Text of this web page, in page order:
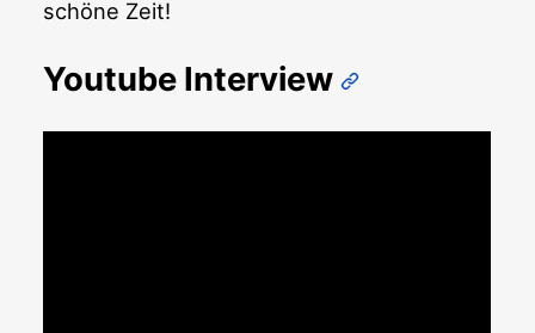
schöne Zeit!
Youtube Interview